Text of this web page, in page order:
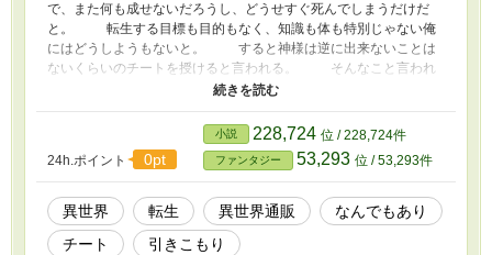
で、また何も成せないだろうし、どうせすぐ死んでしまうだけだ
と。 転生する目標も目的もなく、知識も体も特別じゃない俺
にはどうしようもないと。 すると神様は逆に出来ないことは
ないくらいのチートを授けると言われる。 そんなこと言われ
ても異世界にいっても生きる目的がない。なんでそんなに俺にこだ
わるか聞くと、それだけある意味で魂が白い人間？透明な人間でな
いと異世界に転生させられないと、不遇な魂に声をかけてまわって
いるのだとか。 見た目や体のつくりも変えてくれるので、病
気で簡単に死ぬこともないらしいのだが。
24h.ポイント 0pt
小説 228,724 位 / 228,724件
ファンタジー 53,293 位 / 53,293件
異世界 転生 異世界通販
なんでもあり
チート
引きこもり